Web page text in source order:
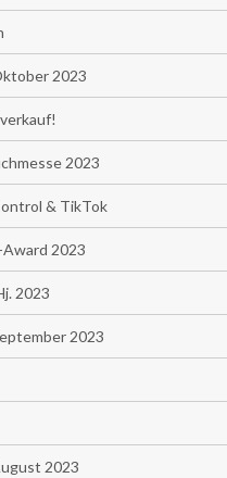
2023
2023
& TikTok
2023
2023
2023
2023